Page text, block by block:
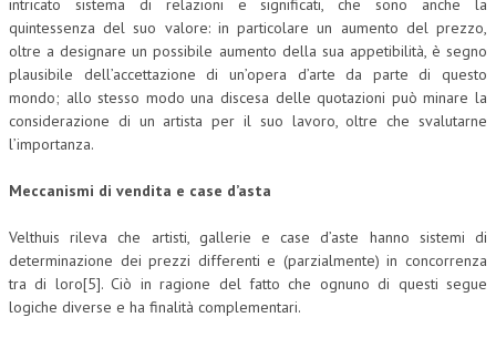
PRASSI
AMMINISTRATIVA
TRIBUTARIA
EUROPEA
COSTITUZIONALE
CIVILE
intricato sistema di relazioni e significati, che sono anche la
quintessenza del suo valore: in particolare un aumento del prezzo,
oltre a designare un possibile aumento della sua appetibilità, è segno
plausibile dell’accettazione di un’opera d’arte da parte di questo
mondo; allo stesso modo una discesa delle quotazioni può minare la
considerazione di un artista per il suo lavoro, oltre che svalutarne
l’importanza.
Meccanismi di vendita e case d’asta
Velthuis rileva che artisti, gallerie e case d’aste hanno sistemi di
determinazione dei prezzi differenti e (parzialmente) in concorrenza
tra di loro[5]. Ciò in ragione del fatto che ognuno di questi segue
logiche diverse e ha finalità complementari.